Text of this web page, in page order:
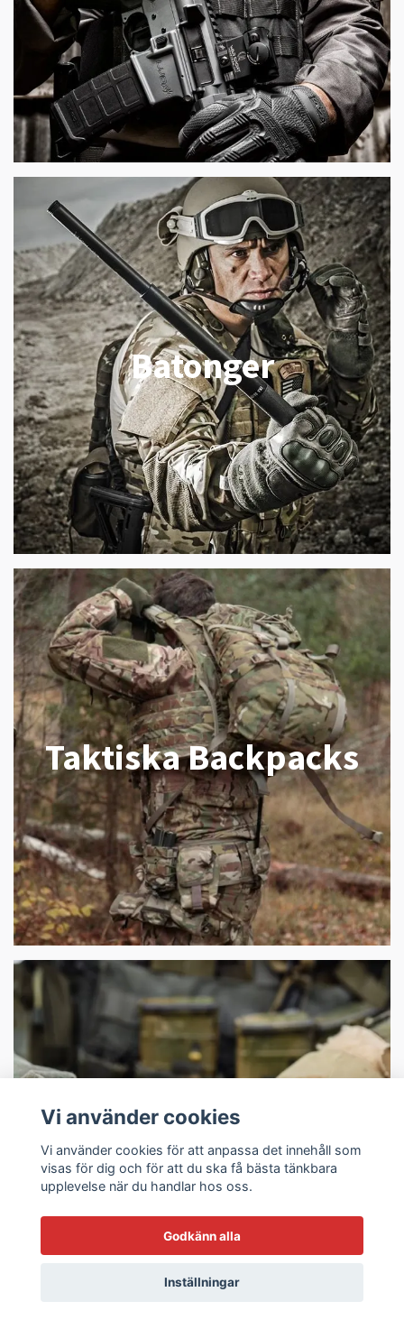
Batonger
Taktiska Backpacks
Taktiska Knivar
Vi använder cookies
Vi använder cookies för att anpassa det innehåll som
visas för dig och för att du ska få bästa tänkbara
upplevelse när du handlar hos oss.
Godkänn alla
Inställningar